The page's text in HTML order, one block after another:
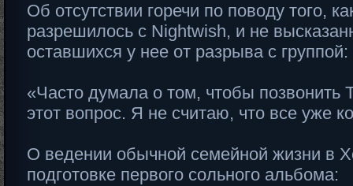
Об отсутствии горечи по поводу того,
разрешилось с Nightwish, и не
оставшихся у нее от разрыва с группой:
«Часто думала о том, чтобы позвонить
этот вопрос. Я не считаю, что все уже
О ведении обычной семейной жизни в
подготовке первого сольного альбома: